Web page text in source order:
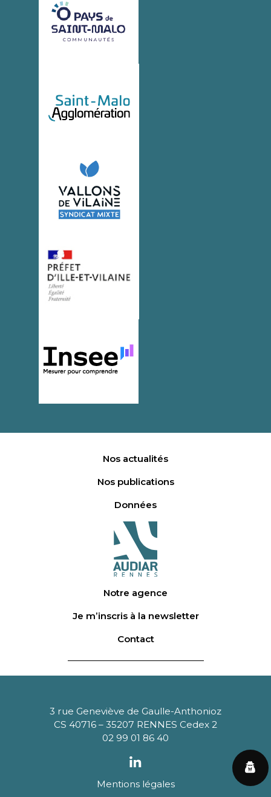
Nos actualités
Nos publications
Données
Notre agence
Je m’inscris à la newsletter
Contact
3 rue Geneviève de Gaulle-Anthonioz
CS 40716 – 35207 RENNES Cedex 2
02 99 01 86 40
Mentions légales